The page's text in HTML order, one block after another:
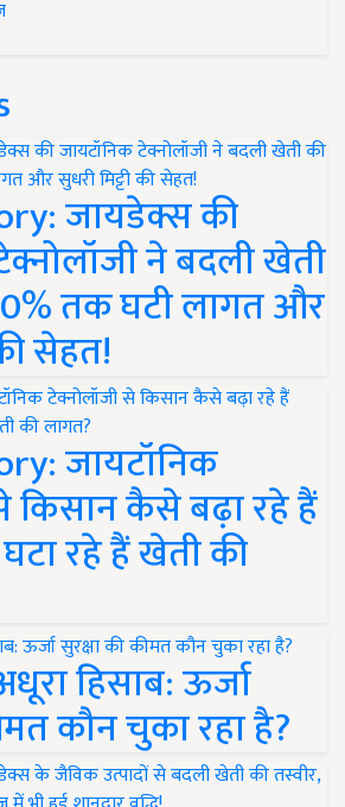
जायडेक्स की
ने बदली खेती
तक घटी लागत और
सेहत!
जायटॉनिक
किसान कैसे बढ़ा रहे हैं
रहे हैं खेती की
हिसाब: ऊर्जा
कौन चुका रहा है?